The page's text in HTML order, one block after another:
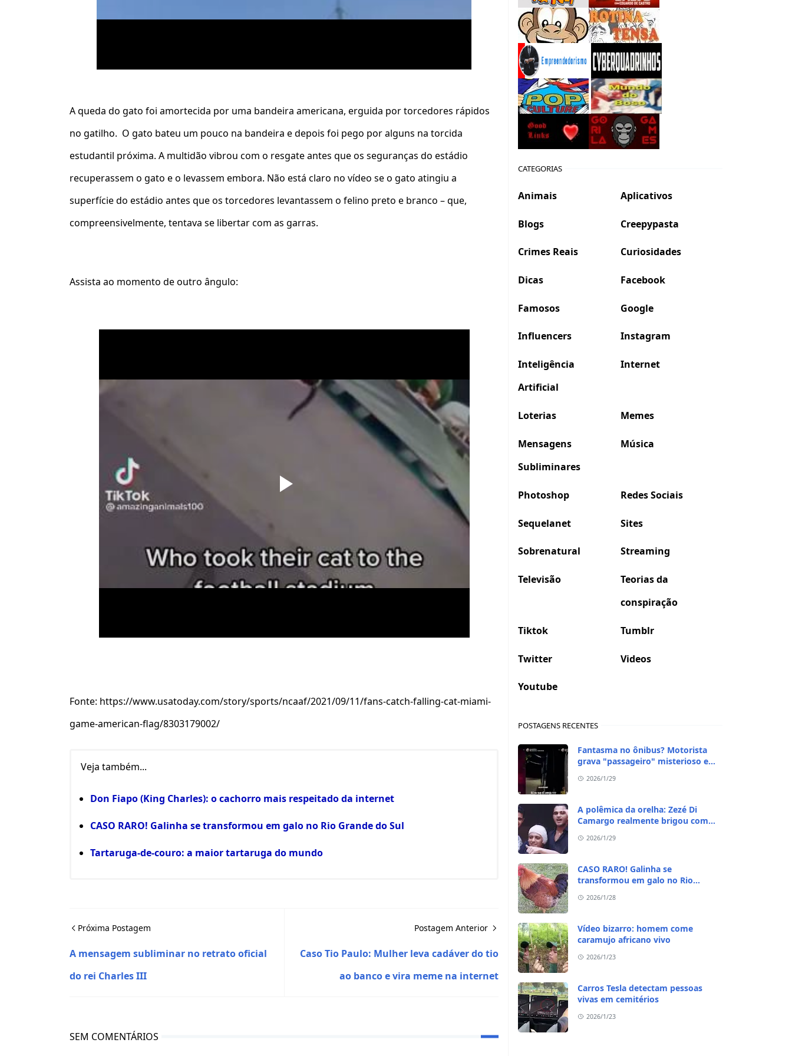
A queda do gato foi amortecida por uma bandeira americana, erguida por torcedores rápidos
no gatilho. O gato bateu um pouco na bandeira e depois foi pego por alguns na torcida
estudantil próxima. A multidão vibrou com o resgate antes que os seguranças do estádio
recuperassem o gato e o levassem embora. Não está claro no vídeo se o gato atingiu a
superfície do estádio antes que os torcedores levantassem o felino preto e branco – que,
compreensivelmente, tentava se libertar com as garras.
Assista ao momento de outro ângulo:
Fonte: https://www.usatoday.com/story/sports/ncaaf/2021/09/11/fans-catch-falling-cat-miami-
game-american-flag/8303179002/
Veja também...
Don Fiapo (King Charles): o cachorro mais respeitado da internet
CASO RARO! Galinha se transformou em galo no Rio Grande do Sul
Tartaruga-de-couro: a maior tartaruga do mundo
Próxima Postagem
A mensagem subliminar no retrato oficial
do rei Charles III
Postagem Anterior
Caso Tio Paulo: Mulher leva cadáver do tio
ao banco e vira meme na internet
SEM COMENTÁRIOS
CATEGORIAS
Animais Aplicativos
Blogs Creepypasta
Crimes Reais Curiosidades
Dicas Facebook
Famosos Google
Influencers Instagram
Inteligência
Artificial
Internet
Loterias Memes
Mensagens
Subliminares
Música
Photoshop Redes Sociais
Sequelanet Sites
Sobrenatural Streaming
Televisão
Teorias da
conspiração
Tiktok Tumblr
Twitter Videos
Youtube
POSTAGENS RECENTES
Fantasma no ônibus? Motorista
grava "passageiro" misterioso em
2026/1/29
A polêmica da orelha: Zezé Di
Camargo realmente brigou com
irmão?
2026/1/29
CASO RARO! Galinha se
transformou em galo no Rio
2026/1/28
Vídeo bizarro: homem come
caramujo africano vivo
2026/1/23
Carros Tesla detectam pessoas
vivas em cemitérios
2026/1/23